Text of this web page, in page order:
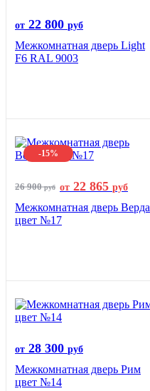
от 22 800 руб
Межкомнатная дверь Light
F6 RAL 9003
-15%
26 900руб от 22 865 руб
Межкомнатная дверь Верда
цвет №17
от 28 300 руб
Межкомнатная дверь Рим
цвет №14